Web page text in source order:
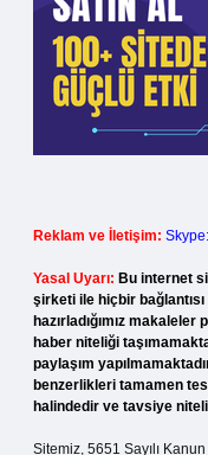
Reklam ve İletişim:
Yasal Uyarı: Bu internet
şirketi ile hiçbir
hazırladığımız
haber niteliği
paylaşım
benzerlikleri tamamen
halindedir ve tavsiye
Sitemiz, 5651 Sayılı